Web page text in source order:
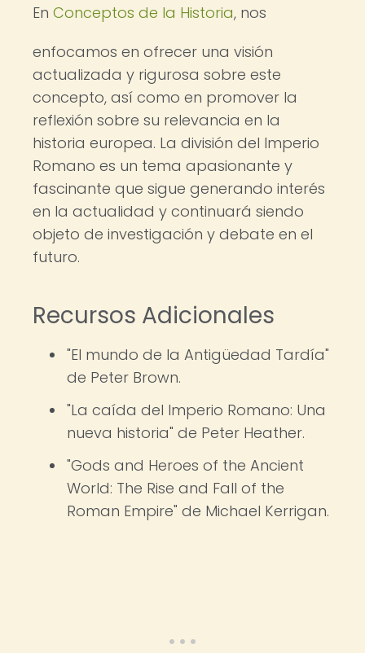
En Conceptos de la Historia, nos
enfocamos en ofrecer una visión
actualizada y rigurosa sobre este
concepto, así como en promover la
reflexión sobre su relevancia en la
historia europea. La división del Imperio
Romano es un tema apasionante y
fascinante que sigue generando interés
en la actualidad y continuará siendo
objeto de investigación y debate en el
futuro.
Recursos Adicionales
"El mundo de la Antigüedad Tardía"
de Peter Brown.
"La caída del Imperio Romano: Una
nueva historia" de Peter Heather.
"Gods and Heroes of the Ancient
World: The Rise and Fall of the
Roman Empire" de Michael Kerrigan.